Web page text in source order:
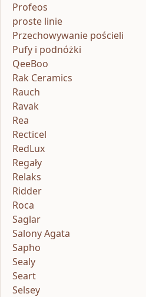
Profeos
proste linie
Przechowywanie pościeli
Pufy i podnóżki
QeeBoo
Rak Ceramics
Rauch
Ravak
Rea
Recticel
RedLux
Regały
Relaks
Ridder
Roca
Saglar
Salony Agata
Sapho
Sealy
Seart
Selsey